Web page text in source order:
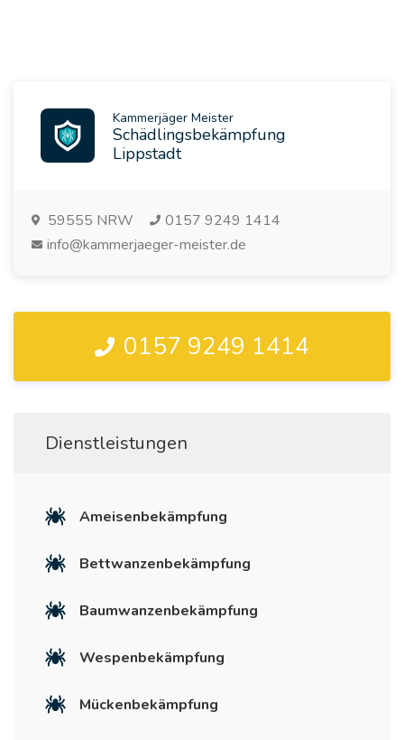
Kammerjäger Meister
Schädlingsbekämpfung
Lippstadt
59555 NRW
0157 9249 1414
info@kammerjaeger-meister.de
0157 9249 1414
Dienstleistungen
Ameisenbekämpfung
Bettwanzenbekämpfung
Baumwanzenbekämpfung
Wespenbekämpfung
Mückenbekämpfung